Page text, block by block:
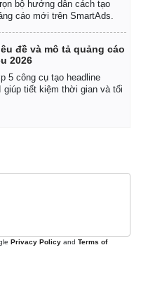
bộ hướng dẫn cách tạo
cáo mới trên SmartAds.
đề và mô tả quảng cáo
2026
5 công cụ tạo headline
giúp tiết kiệm thời gian và tối
Privacy Policy and Terms of